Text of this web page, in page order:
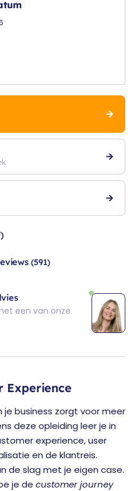
Experience
je business zorgt voor meer
deze opleiding leer je in
experience, user
en de klantreis.
de slag met je eigen case.
je de customer journey
(591)
een van onze